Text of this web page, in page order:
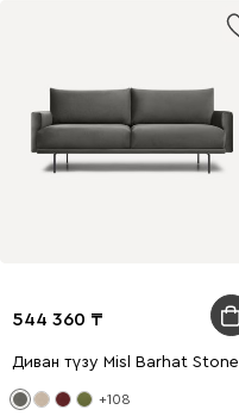
544 360
Диван түзу Misl Barhat Stone
+108